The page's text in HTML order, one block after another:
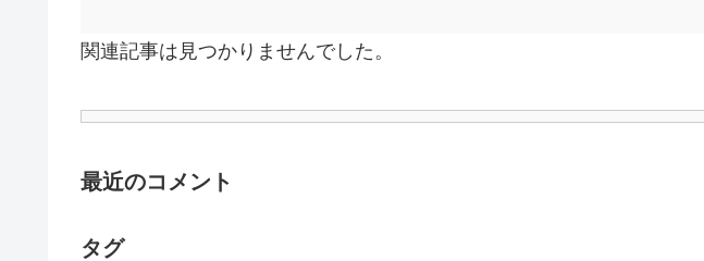
関連記事は見つかりませんでした。
最近のコメント
タグ